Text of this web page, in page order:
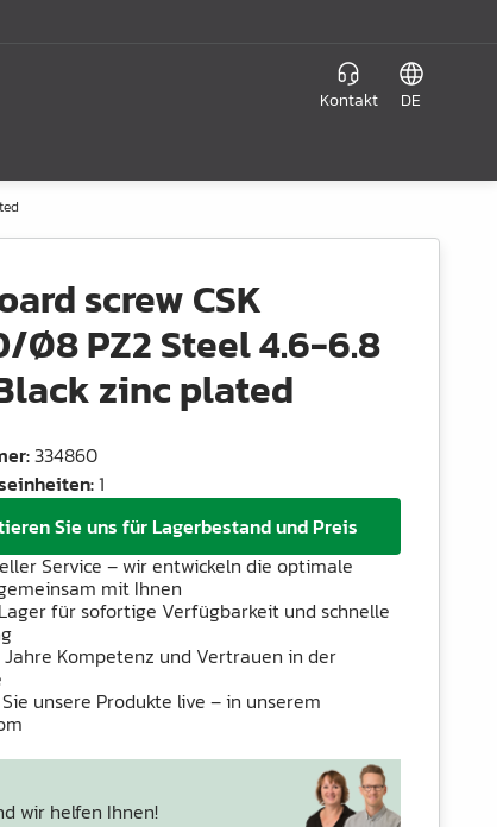
Kontakt DE
screw CSK
Ø8 PZ2 Steel 4.6-6.8
zinc plated
:334860
:1
Sie uns für Lagerbestand und Preis
Service – wir entwickeln die optimale
mit Ihnen
für sofortige Verfügbarkeit und schnelle
Jahre Kompetenz und Vertrauen in der
unsere Produkte live – in unserem
wir helfen Ihnen!